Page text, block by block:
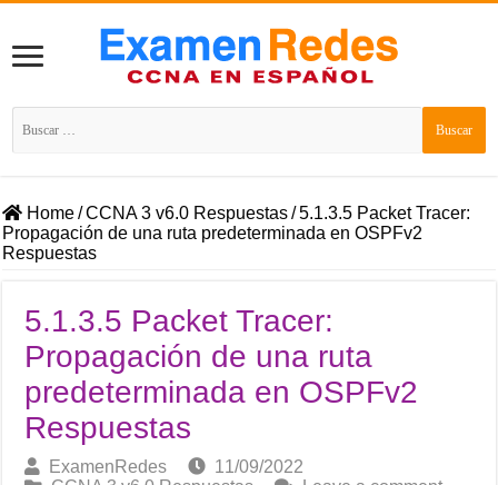
Buscar:
Home/CCNA 3 v6.0 Respuestas/5.1.3.5 Packet Tracer:
Propagación de una ruta predeterminada en OSPFv2
Respuestas
5.1.3.5 Packet Tracer:
Propagación de una ruta
predeterminada en OSPFv2
Respuestas
ExamenRedes
11/09/2022